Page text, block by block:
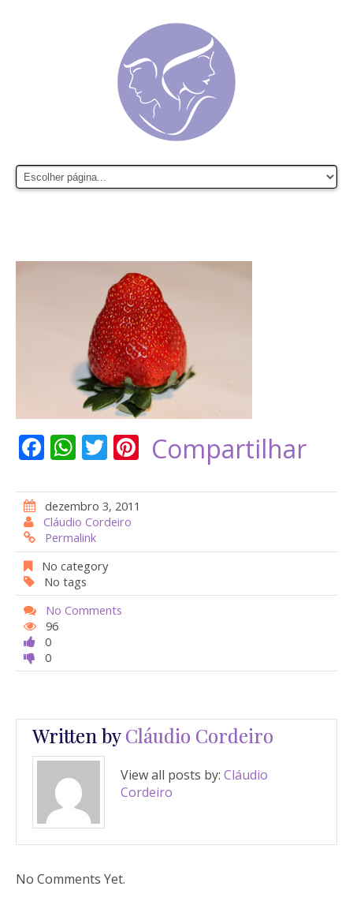
F
e
b
o
o
k
W
at
s
A
p
p
T
itt
er
Pi
er
st
Compartilhar
dezembro 3, 2011
Cláudio Cordeiro
Permalink
No category
No tags
No Comments
96
0
0
Written byCláudio Cordeiro
View all posts by: Cláudio
Cordeiro
No Comments Yet.